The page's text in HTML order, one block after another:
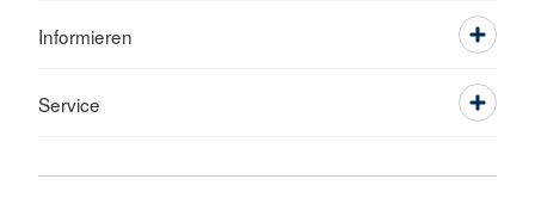
Informieren
Service